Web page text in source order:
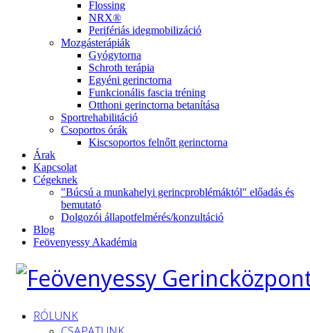
Flossing
NRX®
Perifériás idegmobilizáció
Mozgásterápiák
Gyógytorna
Schroth terápia
Egyéni gerinctorna
Funkcionális fascia tréning
Otthoni gerinctorna betanítása
Sportrehabilitáció
Csoportos órák
Kiscsoportos felnőtt gerinctorna
Árak
Kapcsolat
Cégeknek
"Búcsú a munkahelyi gerincproblémáktól" előadás és
bemutató
Dolgozói állapotfelmérés/konzultáció
Blog
Feövenyessy Akadémia
RÓLUNK